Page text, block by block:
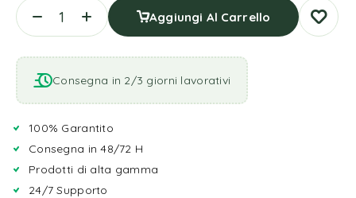
Aggiungi Al Carrello
Consegna in 2/3 giorni lavorativi
100% Garantito
Consegna in 48/72 H
Prodotti di alta gamma
24/7 Supporto